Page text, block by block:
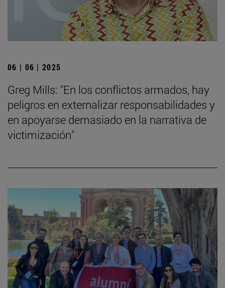
06 | 06 | 2025
Greg Mills: "En los conflictos armados, hay
peligros en externalizar responsabilidades y
en apoyarse demasiado en la narrativa de
victimización"